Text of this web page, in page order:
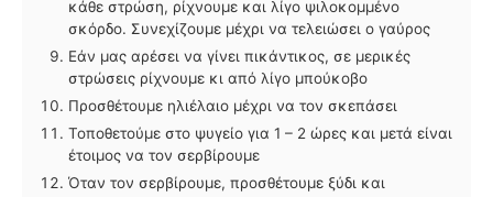
κάθε στρώση, ρίχνουμε και λίγο ψιλοκομμένο
σκόρδο. Συνεχίζουμε μέχρι να τελειώσει ο γαύρος
Εάν μας αρέσει να γίνει πικάντικος, σε μερικές
στρώσεις ρίχνουμε κι από λίγο μπούκοβο
Προσθέτουμε ηλιέλαιο μέχρι να τον σκεπάσει
Τοποθετούμε στο ψυγείο για 1 – 2 ώρες και μετά είναι
έτοιμος να τον σερβίρουμε
Όταν τον σερβίρουμε, προσθέτουμε ξύδι και